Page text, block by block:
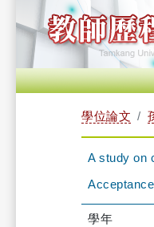
學位論文
A study on
學年